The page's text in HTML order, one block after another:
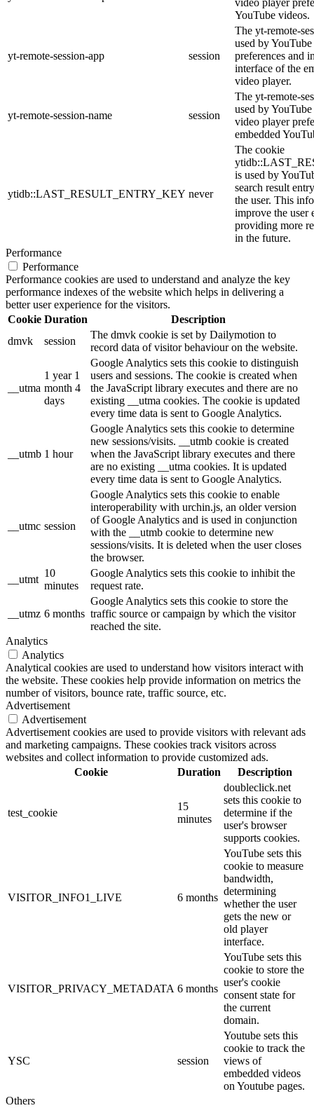
video player
YouTube videos.
yt-remote-session-app session
The yt-remote-
used by
preferences and
interface of the
video player.
yt-remote-session-name session
The yt-remote-
used by
video player
embedded
ytidb::LAST_RESULT_ENTRY_KEY never
The cookie
is used by
search result
the user. This
improve the user
providing more
in the future.
Performance
Performance
Performance cookies are used to understand and analyze the key
performance indexes of the website which helps in delivering a
better user experience for the visitors.
Cookie Duration
Description
dmvk
session
The dmvk cookie is set by Dailymotion to
record data of visitor behaviour on the website.
__utma
1 year 1
month 4
days
Google Analytics sets this cookie to distinguish
users and sessions. The cookie is created when
the JavaScript library executes and there are no
existing __utma cookies. The cookie is updated
every time data is sent to Google Analytics.
__utmb 1 hour
Google Analytics sets this cookie to determine
new sessions/visits. __utmb cookie is created
when the JavaScript library executes and there
are no existing __utma cookies. It is updated
every time data is sent to Google Analytics.
__utmc session
Google Analytics sets this cookie to enable
interoperability with urchin.js, an older version
of Google Analytics and is used in conjunction
with the __utmb cookie to determine new
sessions/visits. It is deleted when the user closes
the browser.
__utmt
10
minutes
Google Analytics sets this cookie to inhibit the
request rate.
__utmz 6 months
Google Analytics sets this cookie to store the
traffic source or campaign by which the visitor
reached the site.
Analytics
Analytics
Analytical cookies are used to understand how visitors interact with
the website. These cookies help provide information on metrics the
number of visitors, bounce rate, traffic source, etc.
Advertisement
Advertisement
Advertisement cookies are used to provide visitors with relevant ads
and marketing campaigns. These cookies track visitors across
websites and collect information to provide customized ads.
Cookie
Duration Description
test_cookie
15
minutes
doubleclick.net
sets this cookie to
determine if the
user's browser
supports cookies.
VISITOR_INFO1_LIVE 6 months
YouTube sets this
cookie to measure
bandwidth,
determining
whether the user
gets the new or
old player
interface.
VISITOR_PRIVACY_METADATA 6 months
YouTube sets this
cookie to store the
user's cookie
consent state for
the current
domain.
YSC session
Youtube sets this
cookie to track the
views of
embedded videos
on Youtube pages.
Others